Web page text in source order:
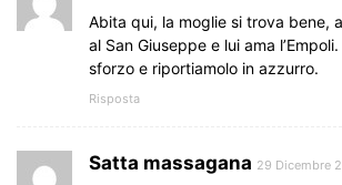
Abita qui, la moglie si trova bene,
al San Giuseppe e lui ama
sforzo e riportiamolo in azzurro.
Risposta
Satta massagana 29 Dicembre